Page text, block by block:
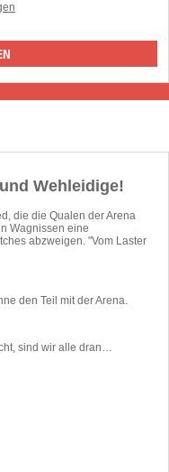
Wehleidige!
die die Qualen der Arena
Wagnissen eine
abzweigen. "Vom Laster
den Teil mit der Arena.
sind wir alle dran…